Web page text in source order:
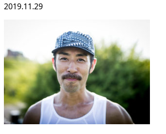
2019.11.29